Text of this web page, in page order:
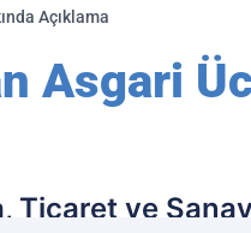
Açıklama
Asgari
ve